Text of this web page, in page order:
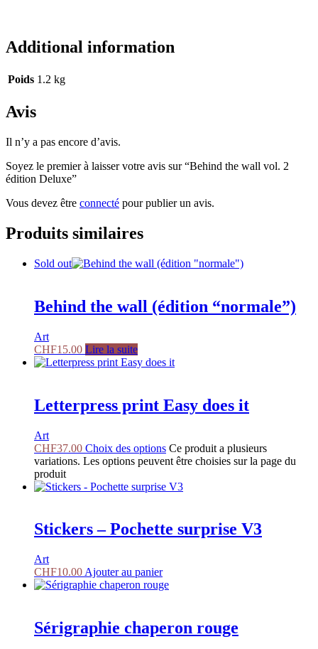
Additional information
Poids 1.2 kg
Avis
Il n’y a pas encore d’avis.
Soyez le premier à laisser votre avis sur “Behind the wall vol. 2
édition Deluxe”
Vous devez être connecté pour publier un avis.
Produits similaires
Sold out
Behind the wall (édition “normale”)
Art
CHF15.00 Lire la suite
Letterpress print Easy does it
Art
CHF37.00 Choix des options Ce produit a plusieurs
variations. Les options peuvent être choisies sur la page du
produit
Stickers – Pochette surprise V3
Art
CHF10.00 Ajouter au panier
Sérigraphie chaperon rouge